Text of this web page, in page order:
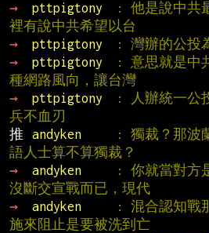
→
pttpigtony
: 他是說中共
裡有說中共希望以台
→
pttpigtony : 灣辦的公投
→
pttpigtony
: 意思就是中
種網路風向，讓台灣
→
pttpigtony
: 人辦統一公
兵不血刃
推
andyken
: 獨裁？那波
語人士算不算獨裁？
→
andyken
: 你就當對方
沒斷交宣戰而已，現代
→
andyken
: 混合認知戰
施來阻止是要被洗到亡